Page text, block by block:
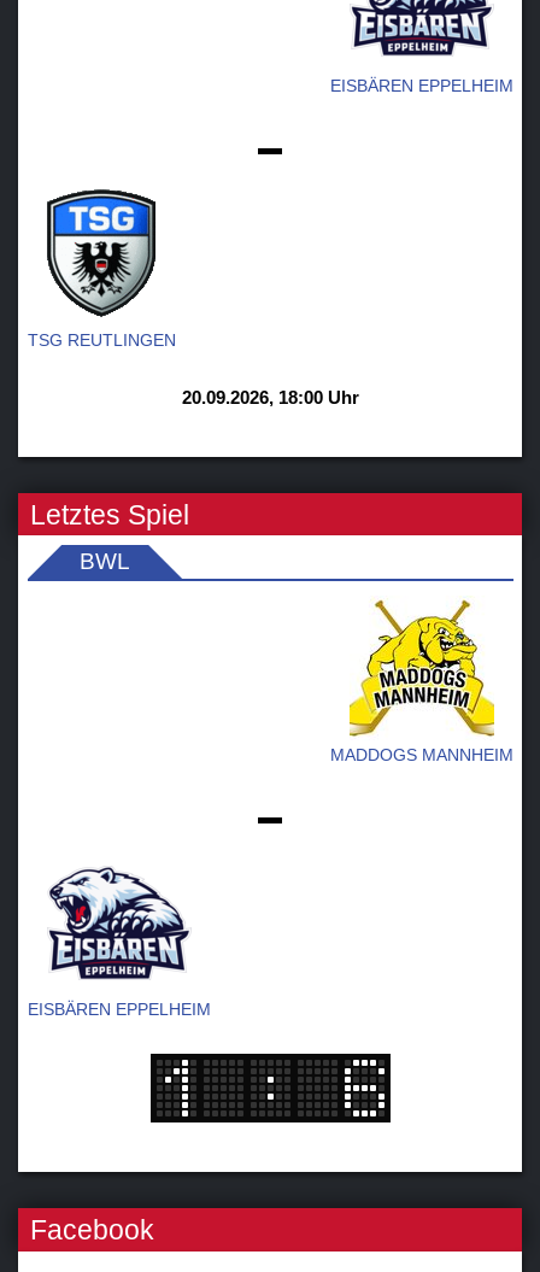
EISBÄREN EPPELHEIM
TSG REUTLINGEN
20.09.2026, 18:00 Uhr
Letztes Spiel
BWL
MADDOGS MANNHEIM
-
EISBÄREN EPPELHEIM
Facebook